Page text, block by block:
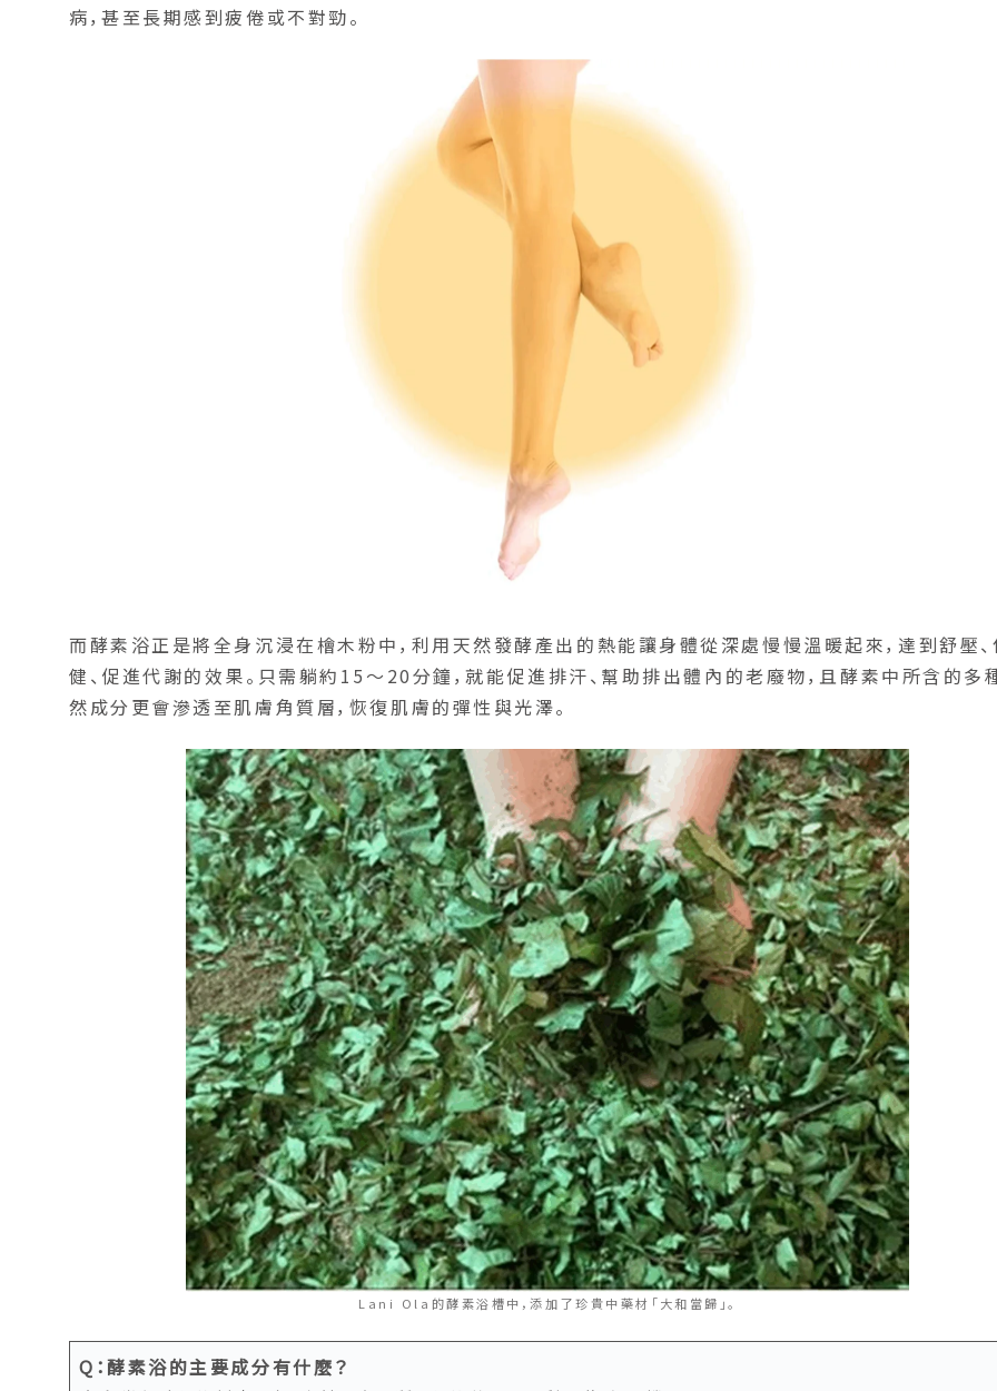
病，甚至長期感到疲倦或不對勁。
而酵素浴正是將全身沉浸在檜木粉中，利用天然發酵產出的熱能讓身體從深處慢慢溫暖起來，達到舒壓
健、促進代謝的效果。只需躺約15〜20分鐘，就能促進排汗、幫助排出體內的老廢物，且酵素中所含的多
然成分更會滲透至肌膚角質層，恢復肌膚的彈性與光澤。
Lani Ola的酵素浴槽中，添加了珍貴中藥材「大和當歸」。
Q：酵素浴的主要成分有什麼？